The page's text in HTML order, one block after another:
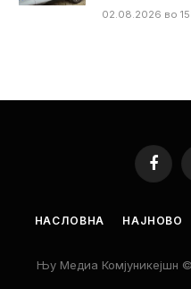
02.08.2026 во
НАСЛОВНА НАЈНОВО
Њу Медиа Комјуникејшн